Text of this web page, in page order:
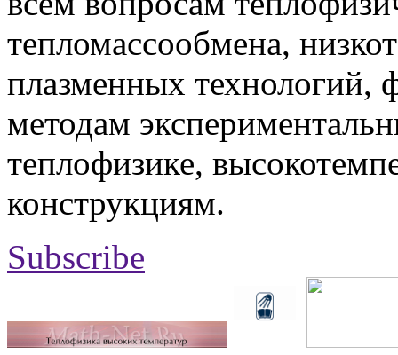
тепломассообмена,
плазменных технологий,
методам
теплофизике,
конструкциям.
Subscribe